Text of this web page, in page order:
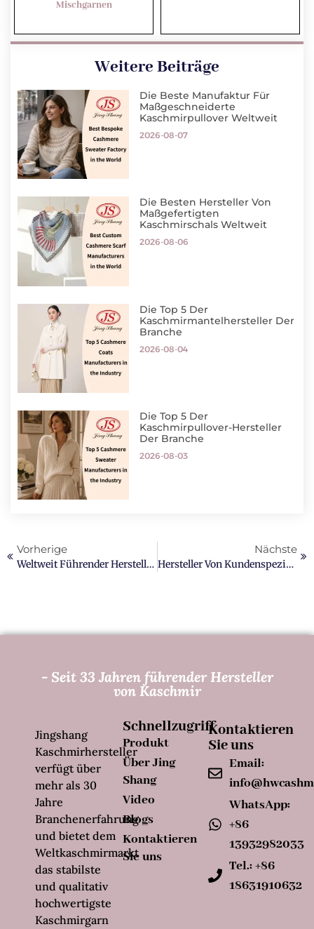
Mischgarnen
Weitere Beiträge
Die Beste Manufaktur Für
Maßgeschneiderte
Kaschmirpullover Weltweit
2026-08-07
Die Besten Hersteller Von
Maßgefertigten
Kaschmirschals Weltweit
2026-08-06
Die Top 5 Der
Kaschmirmantelhersteller Der
Branche
2026-08-04
Die Top 5 Der
Kaschmirpullover-Hersteller
Der Branche
2026-08-03
Vorherige
Weltweit Führender Hersteller Von Nachhaltigem Kaschmir
Nächste
Hersteller Von Kundenspezifischen OEM- Und ODM-Kaschmirschals In China
- Seit 33 Jahren führender Hersteller
von Kaschmir
Schnellzugriff
Produkt
Über Jing
Shang
Video
Blogs
Kontaktieren
Sie uns
Kontaktieren
Sie uns
Email:
WhatsApp:
+86
13932982033
Tel.: +86
18631910632
Jingshang
Kaschmirhersteller
verfügt über
mehr als 30
Jahre
Branchenerfahrung
und bietet dem
Weltkaschmirmarkt
das stabilste
und qualitativ
hochwertigste
Kaschmirgarn